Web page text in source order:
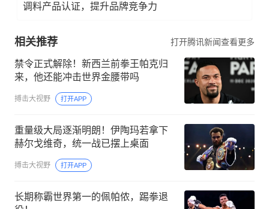
调料产品认证，提升品牌竞争力
相关推荐 打开腾讯新闻查看更多
禁令正式解除！新西兰前拳王帕克归
来，他还能冲击世界金腰带吗
搏击大视野 打开APP
重量级大局逐渐明朗！伊陶玛若拿下
赫尔戈维奇，统一战已摆上桌面
搏击大视野 打开APP
长期称霸世界第一的佩帕侬，踢拳退